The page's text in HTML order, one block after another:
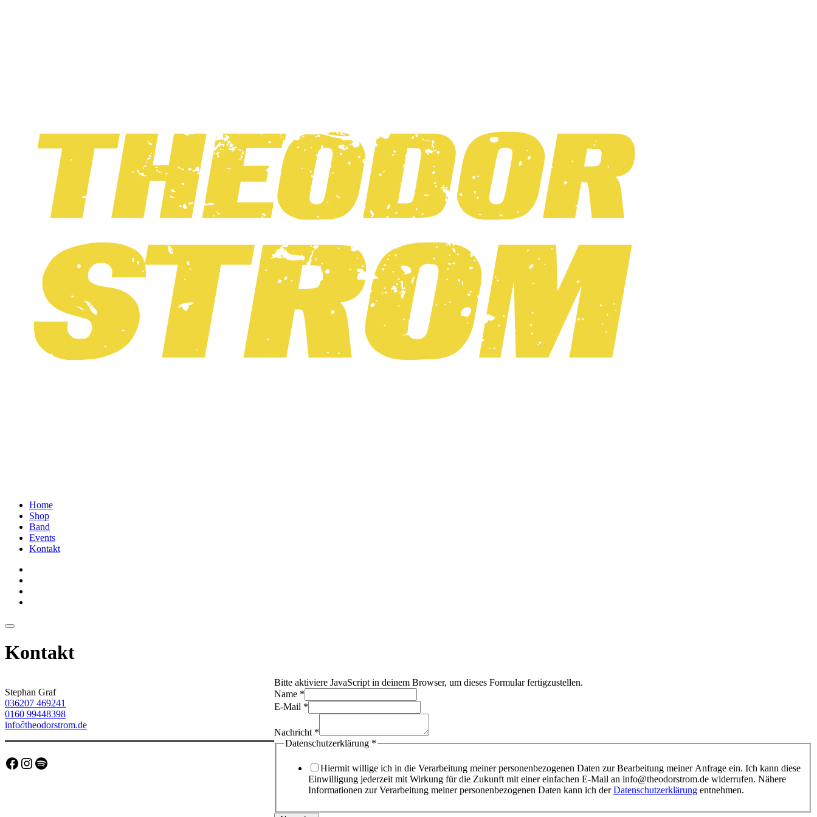
Home
Shop
Band
Events
Kontakt
Kontakt
Stephan Graf
036207 469241
0160 99448398
info∂theodorstrom.de
Facebook Instagram Spotify
Bitte aktiviere JavaScript in deinem Browser, um dieses Formular fertigzustellen.
Name *
E-Mail *
Nachricht *
Datenschutzerklärung *
Hiermit willige ich in die Verarbeitung meiner personenbezogenen Daten zur Bearbeitung meiner Anfrage ein. Ich kann diese
Einwilligung jederzeit mit Wirkung für die Zukunft mit einer einfachen E-Mail an info@theodorstrom.de widerrufen. Nähere
Informationen zur Verarbeitung meiner personenbezogenen Daten kann ich derDatenschutzerklärungentnehmen.